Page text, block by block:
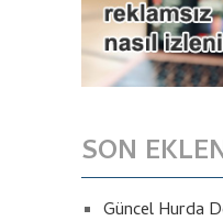
SON
Güncel Hurda